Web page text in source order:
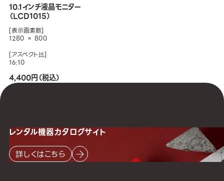
10.1インチ液晶モニター
（LCD1015）
[表示画素数]
1280 × 800
[アスペクト比]
16:10
4,400円（税込）
レンタル機器カタログサイト
詳しくはこちら